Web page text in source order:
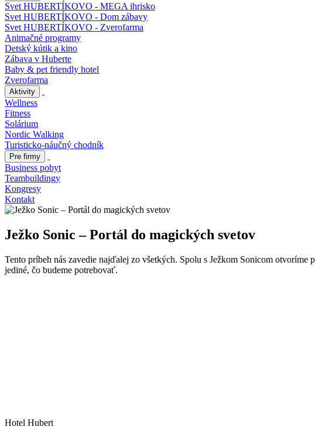
Svet HUBERTÍKOVO - MEGA ihrisko
Svet HUBERTÍKOVO - Dom zábavy
Svet HUBERTÍKOVO - Zverofarma
Animačné programy
Detský kútik a kino
Zábava v Huberte
Baby & pet friendly hotel
Zverofarma
Aktivity
Wellness
Fitness
Solárium
Nordic Walking
Turisticko-náučný chodník
Pre firmy
Business pobyt
Teambuildingy
Kongresy
Kontakt
Ježko Sonic – Portál do magických svetov
Tento príbeh nás zavedie najďalej zo všetkých. Spolu s Ježkom Sonicom
jediné, čo budeme potrebovať.
Hotel Hubert